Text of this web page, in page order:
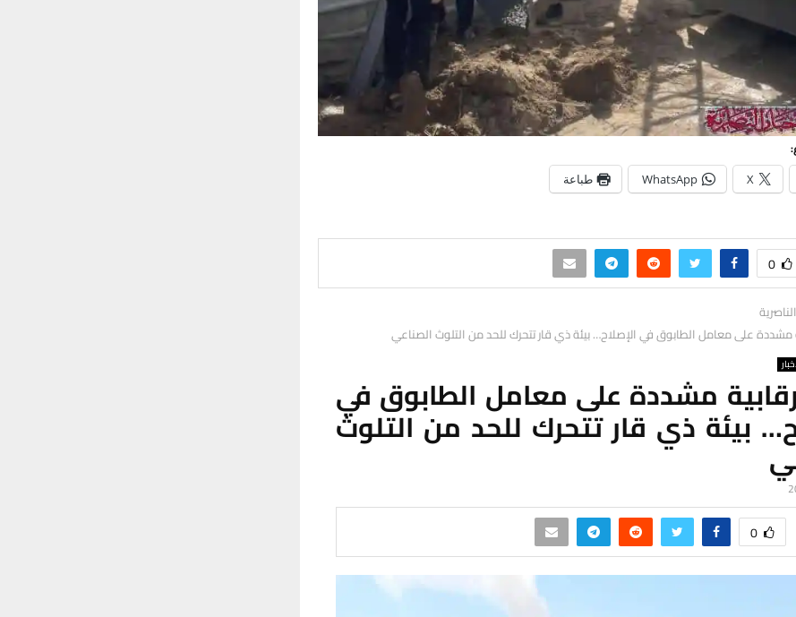
X
WhatsApp طباعة
0
مشددة على معامل الطابوق في الإصلاح… بيئة ذي قار تتحرك للحد من التلوث الصناعي
مشددة على معامل الطابوق في
بيئة ذي قار تتحرك للحد من التلوث
0